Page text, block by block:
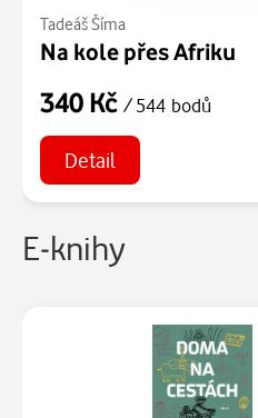
Tadeáš Šíma
Na kole přes Afriku
340 Kč / 544 bodů
Detail
E-knihy